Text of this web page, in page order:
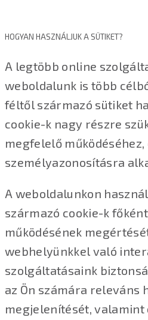
HOGYAN HASZNÁLJUK A SÜTIKET?
A legtöbb online
weboldalunk is több
féltől származó sütiket
cookie-k nagy részre
megfelelő működéséhez,
személyazonosításra
A weboldalunkon
származó cookie-k
működésének
webhelyünkkel való
szolgáltatásaink
az Ön számára releváns
megjelenítését, valamint